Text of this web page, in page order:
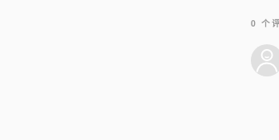
0 个